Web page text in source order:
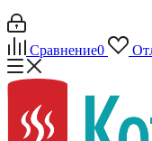
Сравнение0